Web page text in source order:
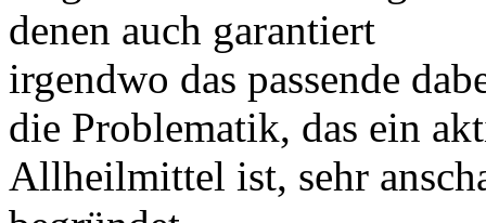
denen auch garantiert
irgendwo das passende
die Problematik, das ein
Allheilmittel ist, sehr